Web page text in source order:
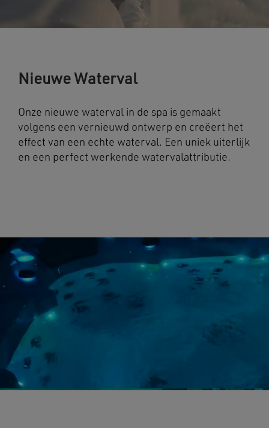
Nieuwe Waterval
Onze nieuwe waterval in de spa is gemaakt
volgens een vernieuwd ontwerp en creëert het
effect van een echte waterval. Een uniek uiterlijk
en een perfect werkende watervalattributie.